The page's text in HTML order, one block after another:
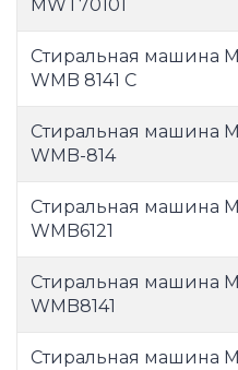
MWT70101
Стиральная машина
WMB 8141 C
Стиральная машина
WMB-814
Стиральная машина
WMB6121
Стиральная машина
WMB8141
Стиральная машина